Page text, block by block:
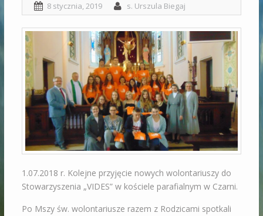
8 stycznia, 2019 s. Urszula Biegaj
1.07.2018 r. Kolejne przyjęcie nowych wolontariuszy do
Stowarzyszenia „VIDES” w kościele parafialnym w Czarni.
Po Mszy św. wolontariusze razem z Rodzicami spotkali